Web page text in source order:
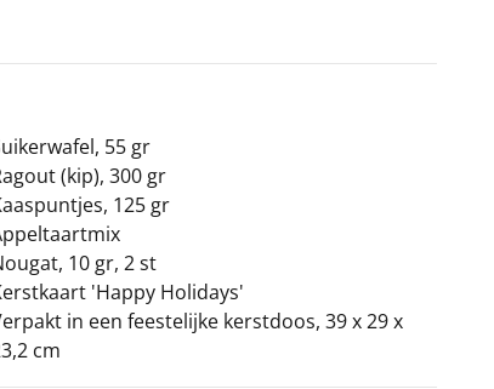
55 gr
(kip), 300 gr
125 gr
10 gr, 2 st
Kerstkaart 'Happy Holidays'
in een feestelijke kerstdoos, 39 x 29 x
cm